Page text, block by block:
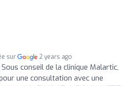
sur 2 years ago
Sous conseil de la clinique Malartic,
une consultation avec une